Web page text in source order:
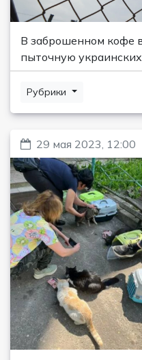
В заброшенном кофе
пыточную
Рубрики
29 мая 2023, 12:00